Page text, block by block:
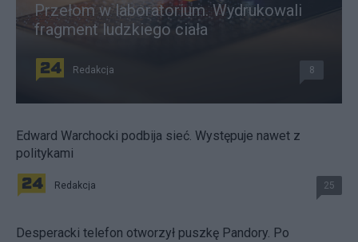
Przełom w laboratorium. Wydrukowali
fragment ludzkiego ciała
Redakcja 8
Edward Warchocki podbija sieć. Występuje nawet z
politykami
Redakcja 25
Desperacki telefon otworzył puszkę Pandory. Po